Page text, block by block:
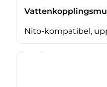
Nito-kompatibel,